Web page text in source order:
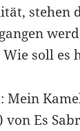
stehen
soll es
Mein
Es